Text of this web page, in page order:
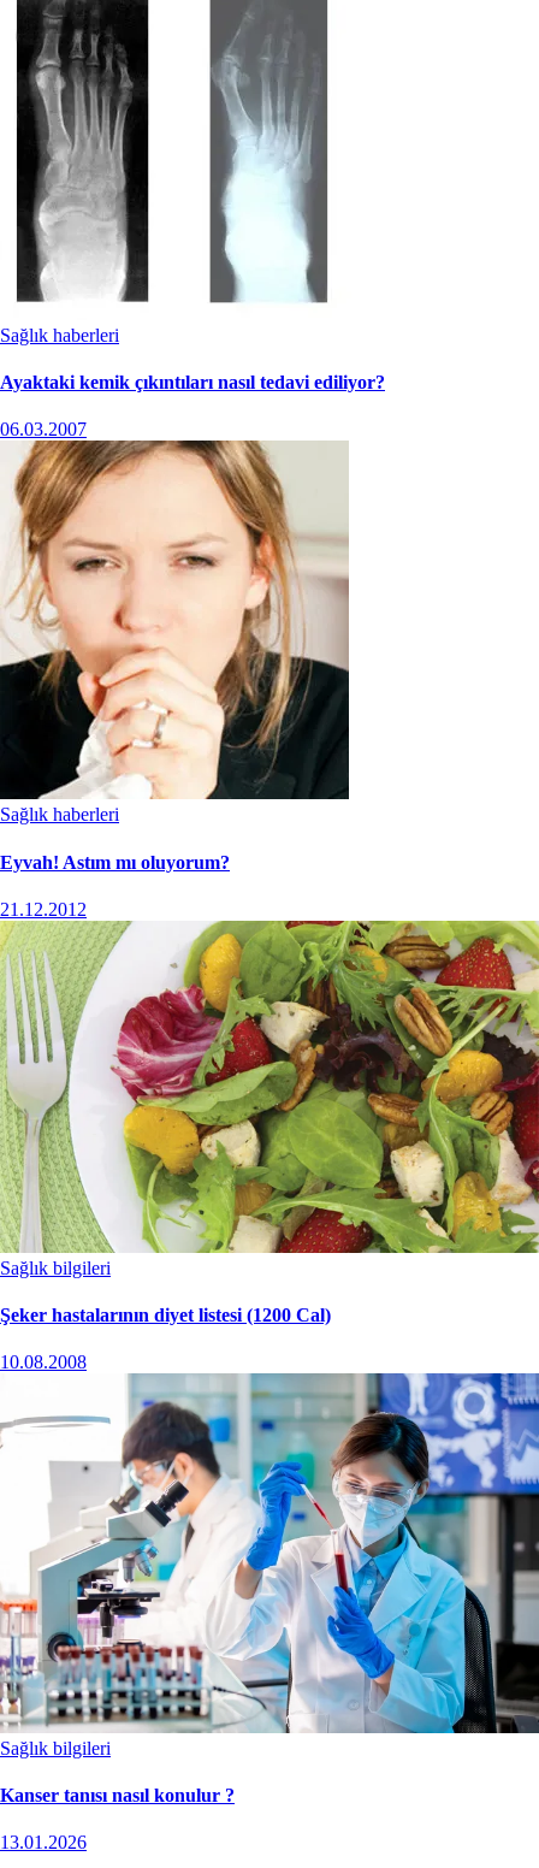
Sağlık haberleri
Ayaktaki kemik çıkıntıları nasıl tedavi ediliyor?
06.03.2007
Sağlık haberleri
Eyvah! Astım mı oluyorum?
21.12.2012
Sağlık bilgileri
Şeker hastalarının diyet listesi (1200 Cal)
10.08.2008
Sağlık bilgileri
Kanser tanısı nasıl konulur ?
13.01.2026